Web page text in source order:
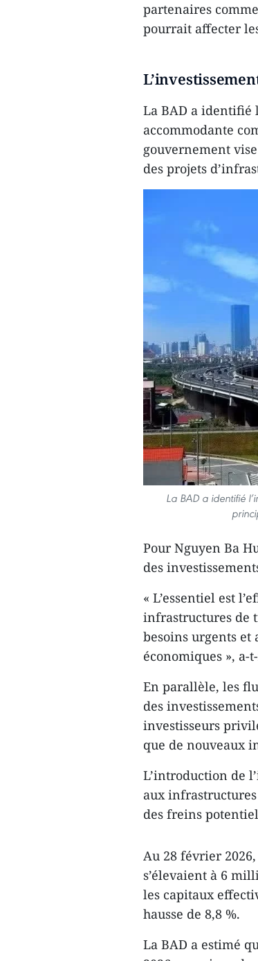
partenaires
pourrait affecter
La BAD a identifié
accommodante
gouvernement
des projets
La BAD a identifié
Pour Nguyen Ba
des
« L’essentiel est
infrastructures de
besoins urgents et
économiques », a-
En parallèle, les
des
investisseurs
que de nouveaux
L’introduction de
aux
des freins
Au 28 février
s’élevaient à 6
les capitaux
hausse de 8,8 %.
La BAD a estimé